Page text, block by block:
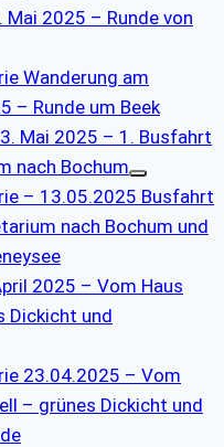
Mai 2025 – Runde von
Wanderung am
– Runde um Beek
Mai 2025 – 1. Busfahrt
nach Bochum
– 13.05.2025 Busfahrt
nach Bochum und
2025 – Vom Haus
Dickicht und
23.04.2025 – Vom
– grünes Dickicht und